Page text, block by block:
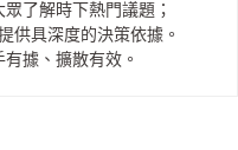
了解時下熱門議題；
供具深度的決策依據。
據、擴散有效。